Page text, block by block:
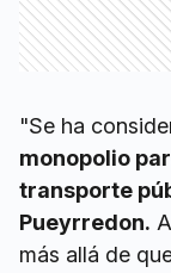
"Se ha
monopolio
transporte
Pueyrredon.
más allá de